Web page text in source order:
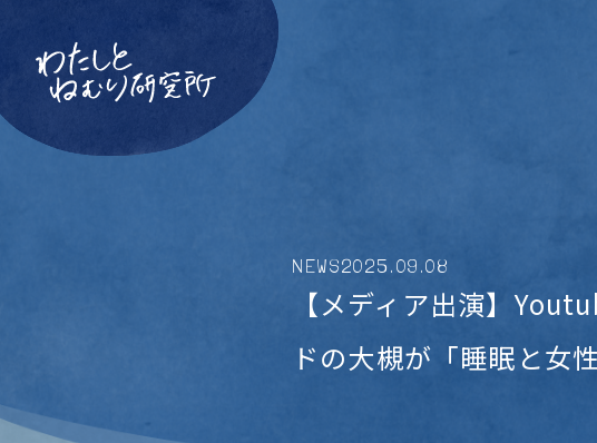
NEWS2025.09.08
【メディア出演】
ドの大槻が「睡眠と女